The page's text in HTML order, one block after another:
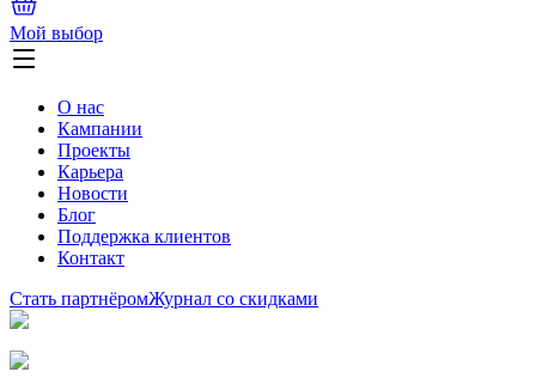
Мой выбор
О нас
Кампании
Проекты
Карьера
Новости
Блог
Поддержка клиентов
Контакт
Стать партнёромЖурнал со скидками